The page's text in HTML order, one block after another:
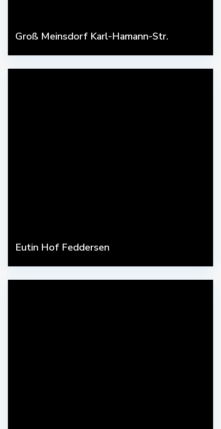
Groß Meinsdorf Karl-Hamann-Str.
Eutin Hof Feddersen